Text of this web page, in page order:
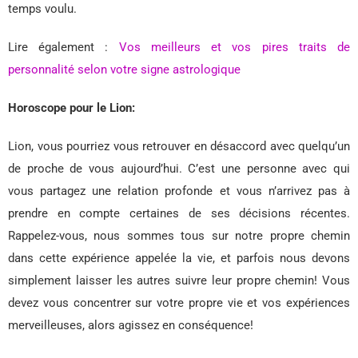
temps voulu.
Lire également : Vos meilleurs et vos pires traits de
personnalité selon votre signe astrologique
Horoscope pour le Lion:
Lion, vous pourriez vous retrouver en désaccord avec quelqu’un
de proche de vous aujourd’hui. C’est une personne avec qui
vous partagez une relation profonde et vous n’arrivez pas à
prendre en compte certaines de ses décisions récentes.
Rappelez-vous, nous sommes tous sur notre propre chemin
dans cette expérience appelée la vie, et parfois nous devons
simplement laisser les autres suivre leur propre chemin! Vous
devez vous concentrer sur votre propre vie et vos expériences
merveilleuses, alors agissez en conséquence!